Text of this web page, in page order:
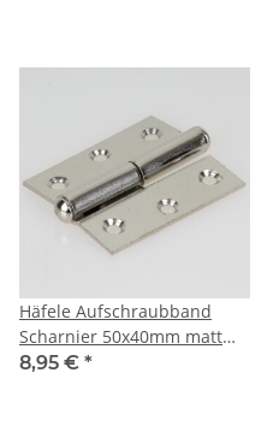
Häfele Aufschraubband
Scharnier 50x40mm matt
vernickelt Anschlag links
8,95 € *